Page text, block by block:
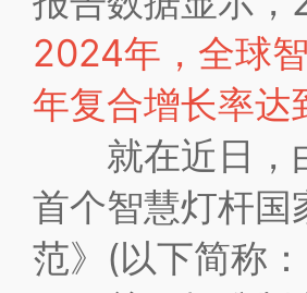
2024年，全球
年复合增长率达
就在近日，由
首个智慧灯杆
范》(以下简称